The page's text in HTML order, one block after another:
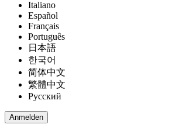
Italiano
Español
Français
Português
日本語
한국어
简体中文
繁體中文
Русский
Anmelden